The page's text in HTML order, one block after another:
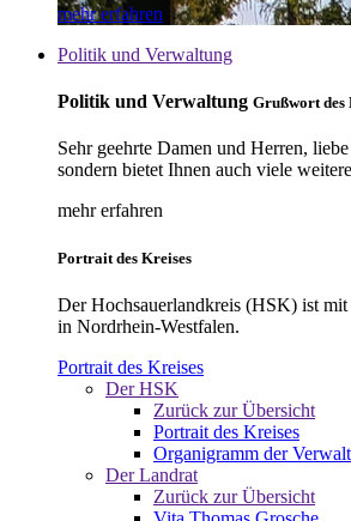
mehr erfahren
Politik und Verwaltung
Politik und Verwaltung Grußwort des
Sehr geehrte Damen und Herren,
sondern bietet Ihnen auch viele
mehr erfahren
Portrait des Kreises
Der Hochsauerlandkreis (HSK) ist
in Nordrhein-Westfalen.
Portrait des Kreises
Der HSK
Zurück zur Übersicht
Portrait des Kreises
Organigramm der
Der Landrat
Zurück zur Übersicht